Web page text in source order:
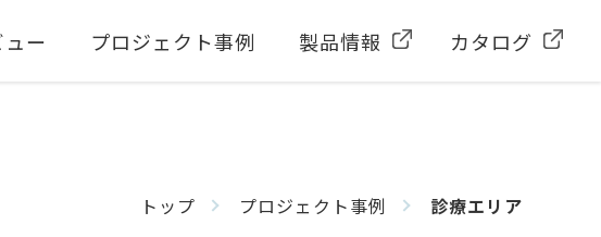
ー プロジェクト事例 製品情報 カタログ
トップ プロジェクト事例 診療エリア